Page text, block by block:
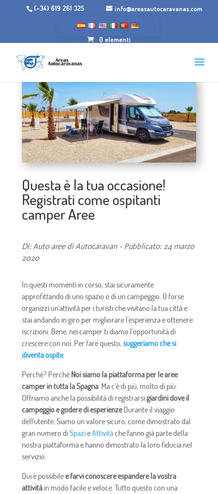
(+34) 619 261 325 info@areasautocaravanas.com
0 elementi
Questa è la tua occasione!
Registrati come ospitanti
camper Aree
Di: Auto aree di Autocaravan - Pubblicato: 24 marzo
2020
In questi momenti in corso, stai sicuramente
approfittando di uno spazio o di un campeggio. O forse
organizzi un'attività per i turisti che visitano la tua città e
stai andando in giro per migliorare l'esperienza e ottenere
iscrizioni. Bene, nei camper ti diamo l'opportunità di
crescere con noi. Per fare questo, suggeriamo che si
diventa ospite.
Perché? Perché Noi siamo la piattaforma per le aree
camper in tutta la Spagna. Ma c'è di più, molto di più.
Offriamo anche la possibilità di registrarsigiardini dove il
campeggio e godere di esperienzeDurante il viaggio
dell'utente. Siamo un valore sicuro, come dimostrato dal
gran numero diSpazieAttivitàche fanno già parte della
nostra piattaforma e hanno dimostrato la loro fiducia nel
servizio.
Qui è possibilee farvi conoscere espandere la vostra
attivitàin modo facile e veloce. Tutto questo con una